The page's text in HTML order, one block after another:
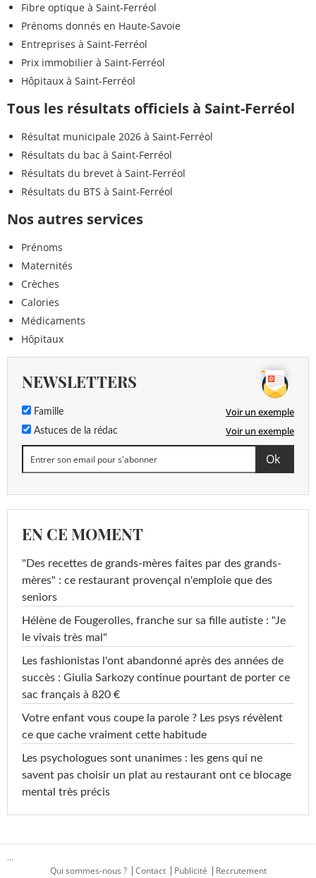
Fibre optique à Saint-Ferréol
Prénoms donnés en Haute-Savoie
Entreprises à Saint-Ferréol
Prix immobilier à Saint-Ferréol
Hôpitaux à Saint-Ferréol
Tous les résultats officiels à Saint-Ferréol
Résultat municipale 2026 à Saint-Ferréol
Résultats du bac à Saint-Ferréol
Résultats du brevet à Saint-Ferréol
Résultats du BTS à Saint-Ferréol
Nos autres services
Prénoms
Maternités
Crèches
Calories
Médicaments
Hôpitaux
NEWSLETTERS
Famille Voir un exemple
Astuces de la rédac Voir un exemple
EN CE MOMENT
"Des recettes de grands-mères faites par des grands-
mères" : ce restaurant provençal n'emploie que des
seniors
Hélène de Fougerolles, franche sur sa fille autiste : "Je
le vivais très mal"
Les fashionistas l'ont abandonné après des années de
succès : Giulia Sarkozy continue pourtant de porter ce
sac français à 820 €
Votre enfant vous coupe la parole ? Les psys révèlent
ce que cache vraiment cette habitude
Les psychologues sont unanimes : les gens qui ne
savent pas choisir un plat au restaurant ont ce blocage
mental très précis
...
Qui sommes-nous ?
Contact Publicité
Recrutement